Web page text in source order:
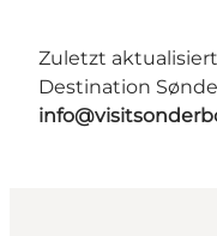
Zuletzt
Destination